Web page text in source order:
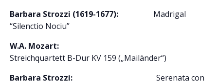
Barbara Strozzi (1619-1677):
Madrigal
“Silenctio Nociu”
W.A. Mozart:
Streichquartett B-Dur KV 159 („Mailänder“)
Barbara Strozzi:
Serenata con